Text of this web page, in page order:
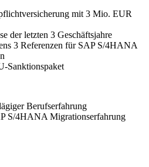
mit 3 Mio. EUR
der letzten 3 Geschäftsjahre
3 Referenzen für SAP S/4HANA
Sanktionspaket
Berufserfahrung
S/4HANA Migrationserfahrung